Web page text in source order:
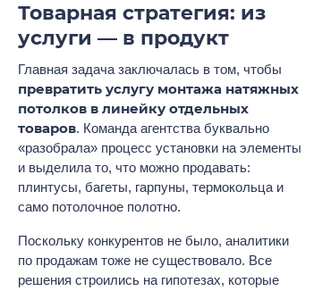
Товарная стратегия: из
услуги — в продукт
Главная задача заключалась в том, чтобы
превратить услугу монтажа натяжных
потолков в линейку отдельных
товаров. Команда агентства буквально
«разобрала» процесс установки на элементы
и выделила то, что можно продавать:
плинтусы, багеты, гарпуны, термокольца и
само потолочное полотно.
Поскольку конкурентов не было, аналитики
по продажам тоже не существовало. Все
решения строились на гипотезах, которые